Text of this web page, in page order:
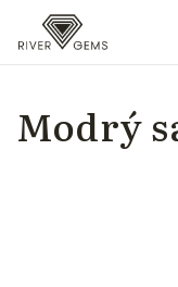
Modrý